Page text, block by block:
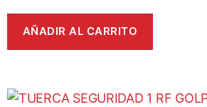
AÑADIR AL CARRITO